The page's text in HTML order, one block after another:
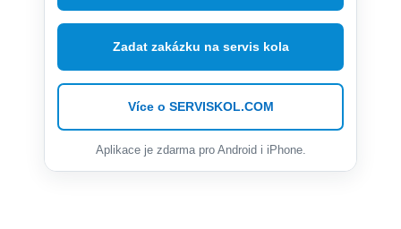
Zadat zakázku na servis kola
Více o SERVISKOL.COM
Aplikace je zdarma pro Android i iPhone.